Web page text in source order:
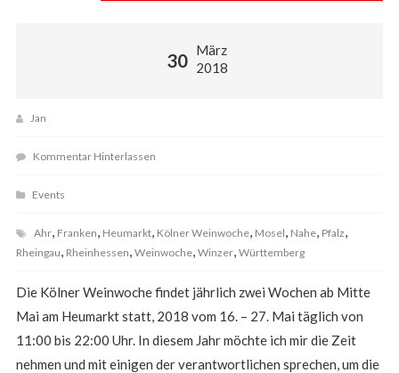
30 März
2018
Jan
Kommentar Hinterlassen
Events
Ahr, Franken Heumarkt, Kölner Weinwoche, Mosel Nahe, Pfalz
Rheingau Rheinhessen Weinwoche, Winzer, Württemberg
Die Kölner Weinwoche findet jährlich zwei Wochen ab Mitte
Mai am Heumarkt statt, 2018 vom 16. – 27. Mai täglich von
11:00 bis 22:00 Uhr. In diesem Jahr möchte ich mir die Zeit
nehmen und mit einigen der verantwortlichen sprechen, um die